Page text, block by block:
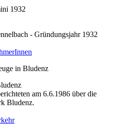
- Gründungsjahr 1932
am 6.6.1986 über die
Bludenz.